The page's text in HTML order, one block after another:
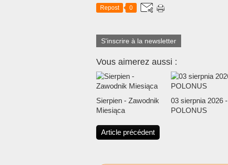
Repost 0
S'inscrire à la newsletter
Vous aimerez aussi :
Sierpien - Zawodnik
Miesiąca
03 sierpnia 2026 -
POLONUS
Article précédent